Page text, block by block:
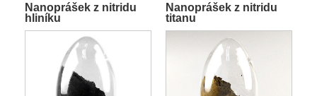
Nanoprášek z nitridu
hliníku
Nanoprášek z nitridu
titanu